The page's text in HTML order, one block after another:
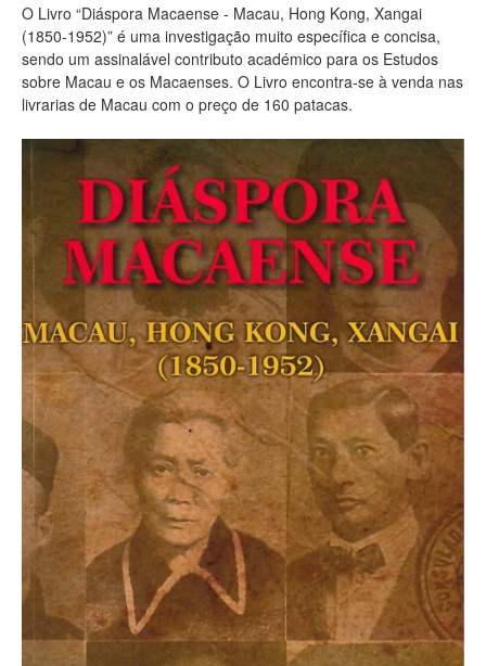
O Livro “Diáspora Macaense - Macau, Hong Kong, Xangai
(1850-1952)” é uma investigação muito específica e concisa,
sendo um assinalável contributo académico para os Estudos
sobre Macau e os Macaenses. O Livro encontra-se à venda nas
livrarias de Macau com o preço de 160 patacas.